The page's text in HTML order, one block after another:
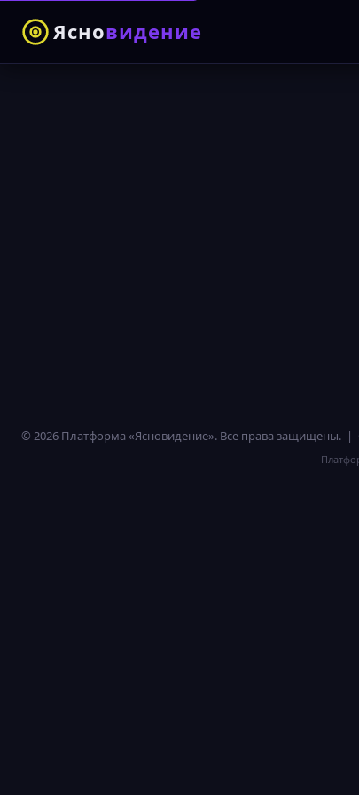
Ясновидение
© 2026 Платформа «Ясновидение». Все права защищены.